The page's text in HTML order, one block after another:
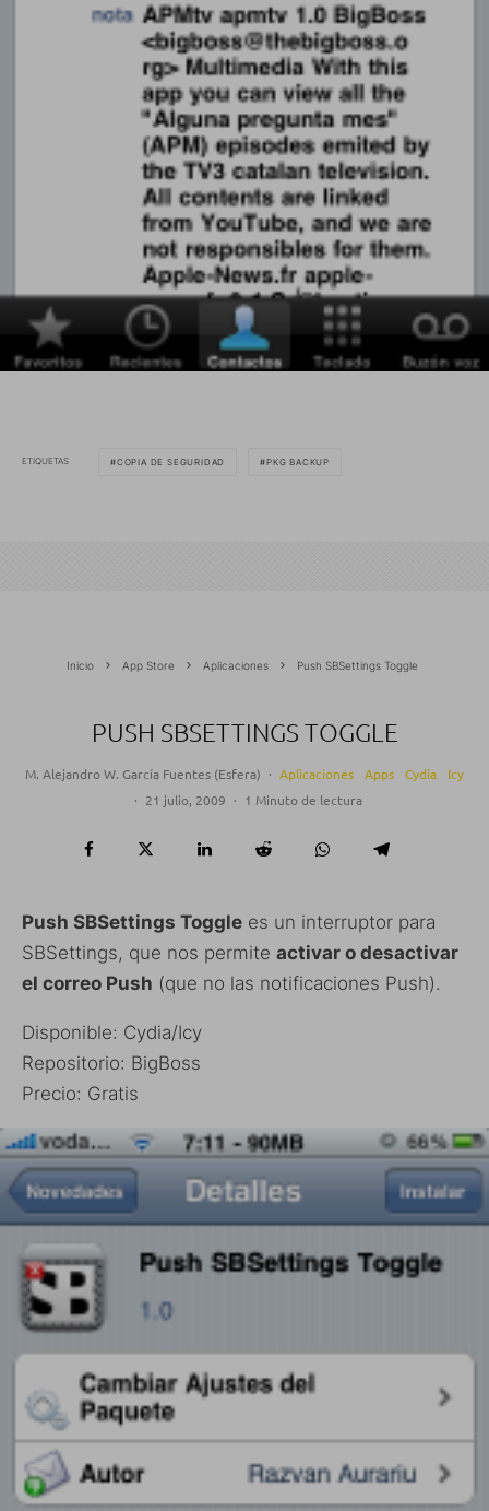
ETIQUETAS COPIA DE SEGURIDAD PKG BACKUP
Inicio App Store Aplicaciones Push SBSettings Toggle
PUSH SBSETTINGS TOGGLE
M. Alejandro W. García Fuentes (Esfera) · Aplicaciones Apps Cydia
Icy
· 21 julio, 2009 · 1 Minuto de lectura
Push SBSettings Toggle es un interruptor para
SBSettings, que nos permite activar o desactivar
el correo Push (que no las notificaciones Push).
Disponible: Cydia/Icy
Repositorio: BigBoss
Precio: Gratis